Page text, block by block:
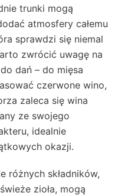
trunki mogą
atmosfery całemu
sprawdzi się niemal
zwrócić uwagę na
dań – do mięsa
czerwone wino,
zaleca się wina
ze swojego
idealnie
okazji.
różnych składników,
zioła, mogą